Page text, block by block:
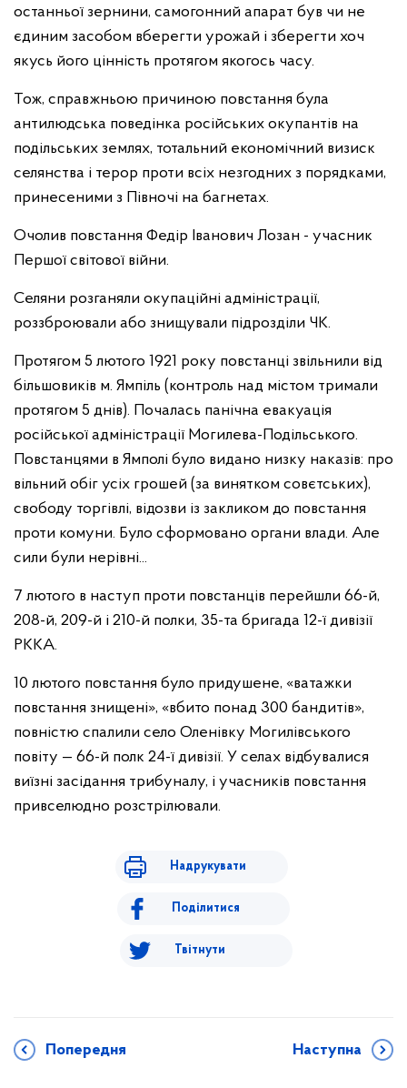
останньої зернини, самогонний апарат був чи не
єдиним засобом вберегти урожай і зберегти хоч
якусь його цінність протягом якогось часу.
Тож, справжньою причиною повстання була
антилюдська поведінка російських окупантів на
подільських землях, тотальний економічний визиск
селянства і терор проти всіх незгодних з порядками,
принесеними з Півночі на багнетах.
Очолив повстання Федір Іванович Лозан - учасник
Першої світової війни.
Селяни розганяли окупаційні адміністрації,
роззброювали або знищували підрозділи ЧК.
Протягом 5 лютого 1921 року повстанці звільнили від
більшовиків м. Ямпіль (контроль над містом тримали
протягом 5 днів). Почалась панічна евакуація
російської адміністрації Могилева-Подільського.
Повстанцями в Ямполі було видано низку наказів: про
вільний обіг усіх грошей (за винятком совєтських),
свободу торгівлі, відозви із закликом до повстання
проти комуни. Було сформовано органи влади. Але
сили були нерівні...
7 лютого в наступ проти повстанців перейшли 66-й,
208-й, 209-й і 210-й полки, 35-та бригада 12-ї дивізії
РККА.
10 лютого повстання було придушене, «ватажки
повстання знищені», «вбито понад 300 бандитів»,
повністю спалили село Оленівку Могилівського
повіту — 66-й полк 24-ї дивізії. У селах відбувалися
виїзні засідання трибуналу, і учасників повстання
привселюдно розстрілювали.
Надрукувати
Поділитися
Твітнути
Попередня Наступна